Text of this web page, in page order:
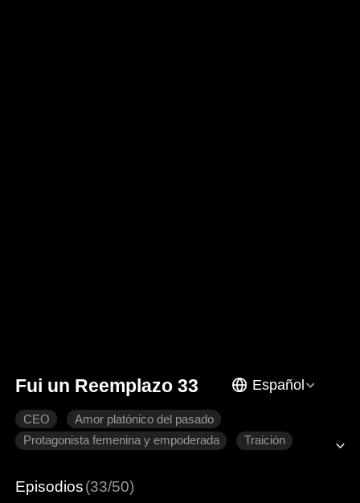
Fui un Reemplazo 33 Español
CEO
Amor platónico del pasado
Protagonista femenina y empoderada
Traición
Episodios(33/50)